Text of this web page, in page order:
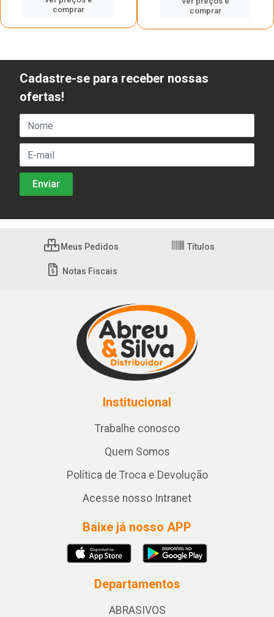
comprar
comprar
Cadastre-se para receber nossas
ofertas!
Meus Pedidos Títulos
Notas Fiscais
Institucional
Trabalhe conosco
Quem Somos
Política de Troca e Devolução
Acesse nosso Intranet
Baixe já nosso APP
Departamentos
ABRASIVOS